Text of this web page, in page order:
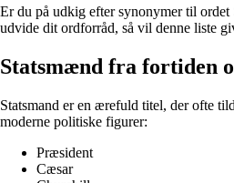
Er du på udkig efter synonymer til ordet
udvide dit ordforråd, så vil denne liste
Statsmænd fra fortiden
Statsmand er en ærefuld titel, der ofte
moderne politiske figurer:
Præsident
Cæsar